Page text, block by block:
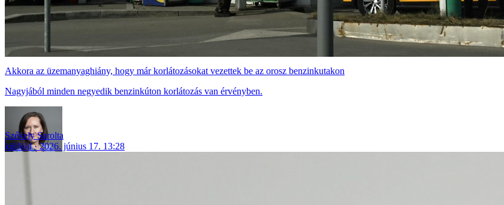
Akkora az üzemanyaghiány, hogy már korlátozásokat vezettek be az orosz benzinkutakon
Nagyjából minden negyedik benzinkúton korlátozás van érvényben.
Székely Sarolta
külföld
2026. június 17. 13:28